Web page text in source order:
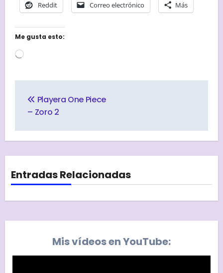
Reddit Correo electrónico Más
Me gusta esto:
Cargando...
de
entradas
Playera One Piece
– Zoro 2
Entradas Relacionadas
Mis vídeos en YouTube: